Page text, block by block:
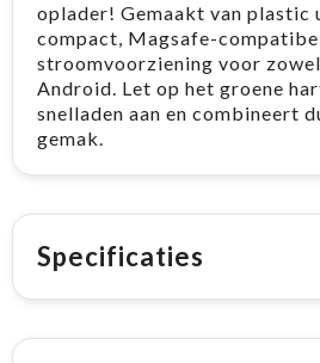
oplader! Gemaakt van plastic
compact, Magsafe-
stroomvoorziening voor
Android. Let op het groene
snelladen aan en combineert
gemak.
Specificaties